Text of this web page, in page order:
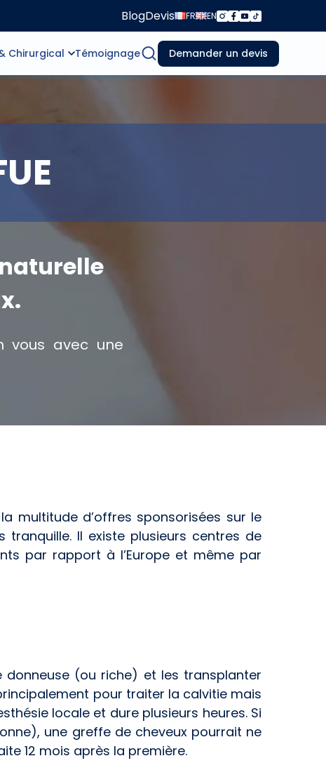
BlogDevis FR EN
Chirurgical Témoignage Demander un devis
vous avec une
multitude d’offres sponsorisées sur le
Il existe plusieurs centres de
par rapport à l’Europe et même par
donneuse (ou riche) et les transplanter
pour traiter la calvitie mais
locale et dure plusieurs heures. Si
une greffe de cheveux pourrait ne
12 mois après la première.